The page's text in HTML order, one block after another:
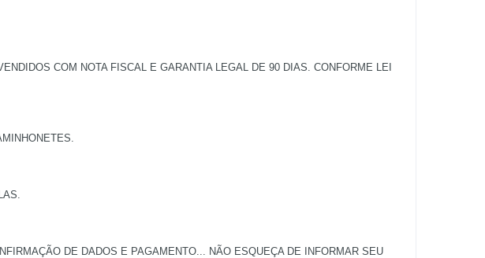
COM NOTA FISCAL E GARANTIA LEGAL DE 90 DIAS. CONFORME LEI
DE DADOS E PAGAMENTO... NÃO ESQUEÇA DE INFORMAR SEU